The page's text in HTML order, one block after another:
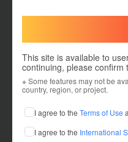
This site is available to
continuing, please confirm
※ Some features may not be
country, region, or project.
I agree to the Terms of Use
I agree to the International
これまでに1件のプロジェク
在住国：日本 現在地：京都府